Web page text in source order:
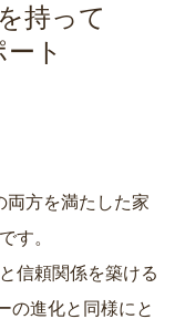
持って
ト
両方を満たした家
す。
信頼関係を築ける